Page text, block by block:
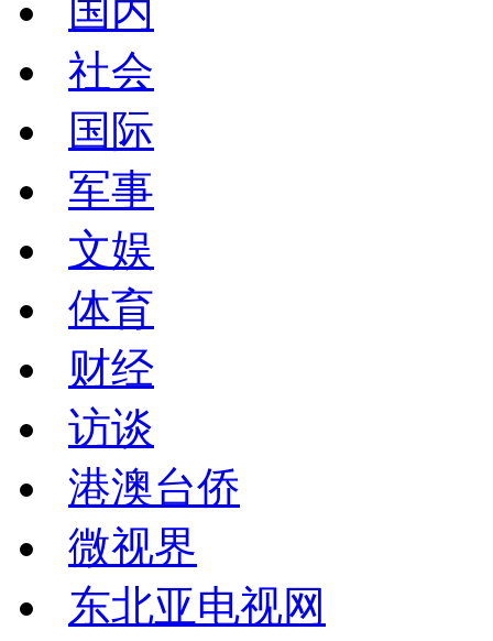
国内
社会
国际
军事
文娱
体育
财经
访谈
港澳台侨
微视界
东北亚电视网